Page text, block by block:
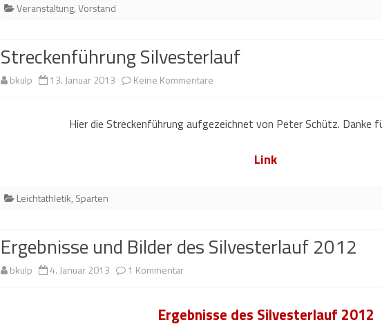
Veranstaltung,Vorstand
Streckenführung Silvesterlauf
bkulp 13. Januar 2013 Keine Kommentare
Silvesterlauf
Hier die Streckenführung aufgezeichnet von Peter Schütz. Danke
Link
Leichtathletik, Sparten
Ergebnisse und Bilder des Silvesterlauf 2012
bkulp 4. Januar 2013 1 Kommentarzu
und
Ergebnisse des Silvesterlauf 2012